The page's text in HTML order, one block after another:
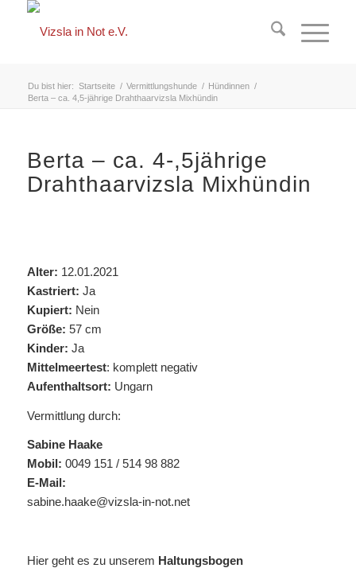
Du bist hier: Startseite / Vermittlungshunde / Hündinnen /
Berta – ca. 4,5-jährige Drahthaarvizsla Mixhündin
Berta – ca. 4-,5jährige
Drahthaarvizsla Mixhündin
Alter: 12.01.2021
Kastriert: Ja
Kupiert: Nein
Größe: 57 cm
Kinder: Ja
Mittelmeertest: komplett negativ
Aufenthaltsort: Ungarn
Vermittlung durch:
Sabine Haake
Mobil: 0049 151 / 514 98 882
E-Mail:
sabine.haake@vizsla-in-not.net
Hier geht es zu unserem Haltungsbogen